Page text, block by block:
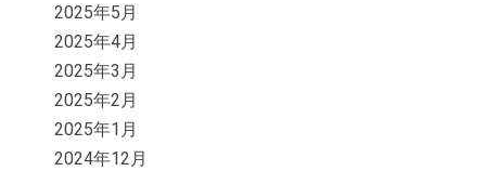
2025年5月
2025年4月
2025年3月
2025年2月
2025年1月
2024年12月